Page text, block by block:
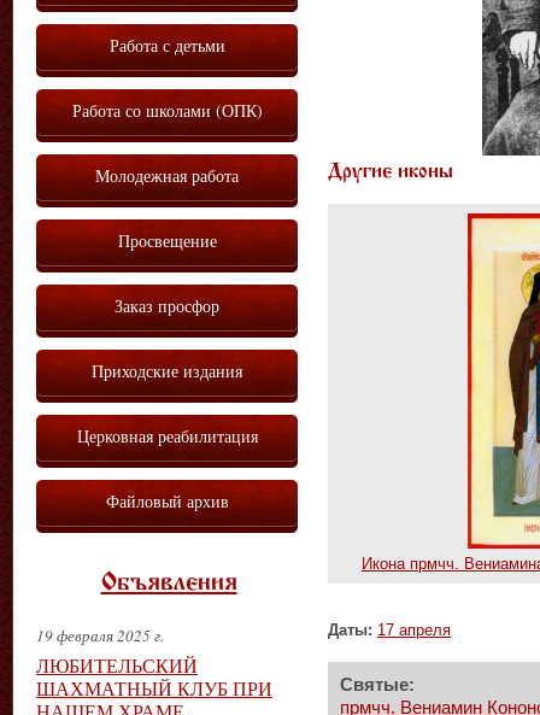
Другие иконы
Икона прмчч.
Даты: 17 апреля
Святые:
прмчч. Вениамин
Работа с детьми
Работа со школами (ОПК)
Молодежная работа
Просвещение
Заказ просфор
Приходские издания
Церковная реабилитация
Файловый архив
Объявления
19 февраля 2025 г.
ЛЮБИТЕЛЬСКИЙ
ШАХМАТНЫЙ КЛУБ ПРИ